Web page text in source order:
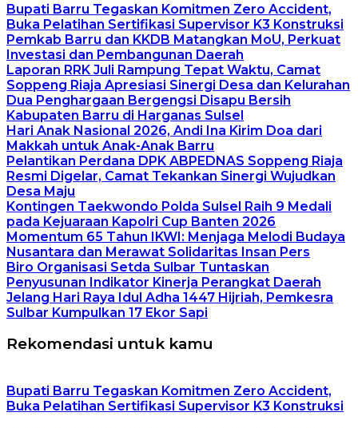
Bupati Barru Tegaskan Komitmen Zero Accident,
Buka Pelatihan Sertifikasi Supervisor K3 Konstruksi
Pemkab Barru dan KKDB Matangkan MoU, Perkuat
Investasi dan Pembangunan Daerah
Laporan RRK Juli Rampung Tepat Waktu, Camat
Soppeng Riaja Apresiasi Sinergi Desa dan Kelurahan
Dua Penghargaan Bergengsi Disapu Bersih
Kabupaten Barru di Harganas Sulsel
Hari Anak Nasional 2026, Andi Ina Kirim Doa dari
Makkah untuk Anak-Anak Barru
Pelantikan Perdana DPK ABPEDNAS Soppeng Riaja
Resmi Digelar, Camat Tekankan Sinergi Wujudkan
Desa Maju
Kontingen Taekwondo Polda Sulsel Raih 9 Medali
pada Kejuaraan Kapolri Cup Banten 2026
Momentum 65 Tahun IKWI: Menjaga Melodi Budaya
Nusantara dan Merawat Solidaritas Insan Pers
Biro Organisasi Setda Sulbar Tuntaskan
Penyusunan Indikator Kinerja Perangkat Daerah
Jelang Hari Raya Idul Adha 1447 Hijriah, Pemkesra
Sulbar Kumpulkan 17 Ekor Sapi
Rekomendasi untuk kamu
Bupati Barru Tegaskan Komitmen Zero Accident,
Buka Pelatihan Sertifikasi Supervisor K3 Konstruksi